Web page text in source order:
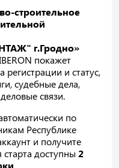
строительное
г.Гродно»
покажет
и статус,
судебные дела,
связи.
по
Республике
и получите
старта доступны2
.